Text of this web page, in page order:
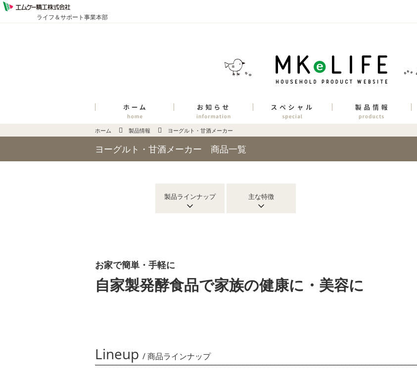
ライフ＆サポート事業本部
ホーム 製品情報 ヨーグルト・甘酒メーカー
ヨーグルト・甘酒メーカー 商品一覧
製品ラインナップ 主な特徴
お家で簡単・手軽に
自家製発酵食品で家族の健康に・美容に
Lineup / 商品ラインナップ